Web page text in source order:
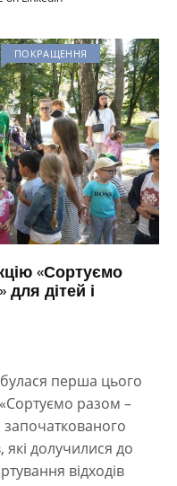
ПОКРАЩЕННЯ
«Сортуємо
дітей і
перша цього
разом –
які долучилися до
відходів